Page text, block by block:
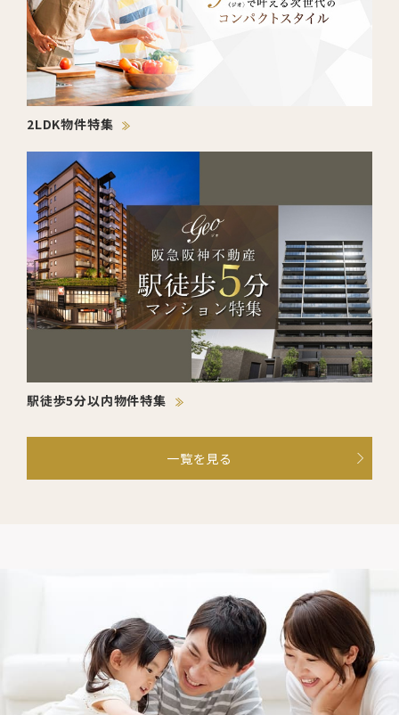
2LDK物件特集
駅徒歩5分以内物件特集
一覧を見る